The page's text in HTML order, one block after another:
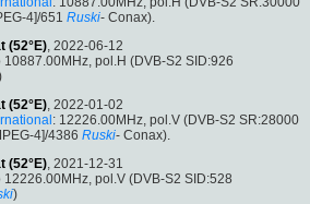
4]/651 Ruski- Conax).
(52°E), 2022-06-12
pol.H (DVB-S2 SID:926
(52°E), 2022-01-02
: 12226.00MHz, pol.V (DVB-S2 SR:28000
4]/4386 Ruski- Conax).
(52°E), 2021-12-31
pol.V (DVB-S2 SID:528
)